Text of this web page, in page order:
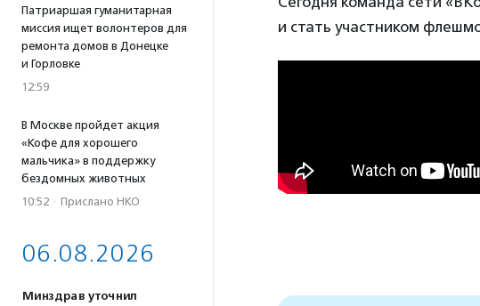
Патриаршая гуманитарная
миссия ищет волонтеров для
ремонта домов в Донецке
и Горловке
12:59
В Москве пройдет акция
«Кофе для хорошего
мальчика» в поддержку
бездомных животных
10:52 · Прислано НКО
06.08.2026
Минздрав уточнил
и стать участником